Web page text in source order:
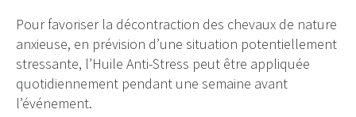
Pour favoriser la décontraction des chevaux de nature
anxieuse, en prévision d’une situation potentiellement
stressante, l’Huile Anti-Stress peut être appliquée
quotidiennement pendant une semaine avant
l’événement.